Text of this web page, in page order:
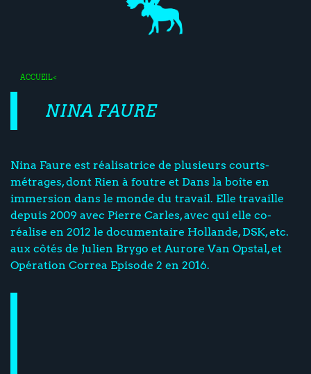
ACCUEIL<
NINA FAURE
Nina Faure est réalisatrice de plusieurs courts-
métrages, dont Rien à foutre et Dans la boîte en
immersion dans le monde du travail. Elle travaille
depuis 2009 avec Pierre Carles, avec qui elle co-
réalise en 2012 le documentaire Hollande, DSK, etc.
aux côtés de Julien Brygo et Aurore Van Opstal, et
Opération Correa Episode 2 en 2016.